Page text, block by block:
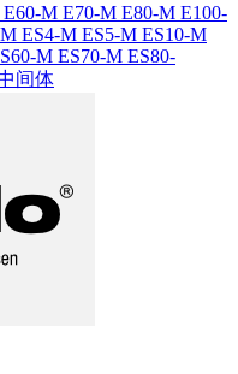
M E70-M E80-M E100-
ES4-M ES5-M ES10-M
M ES70-M ES80-
间体